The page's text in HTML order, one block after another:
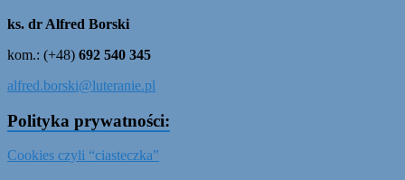
ks. dr Alfred Borski
kom.: (+48) 692 540 345
alfred.borski@luteranie.pl
Polityka prywatności:
Cookies czyli “ciasteczka”